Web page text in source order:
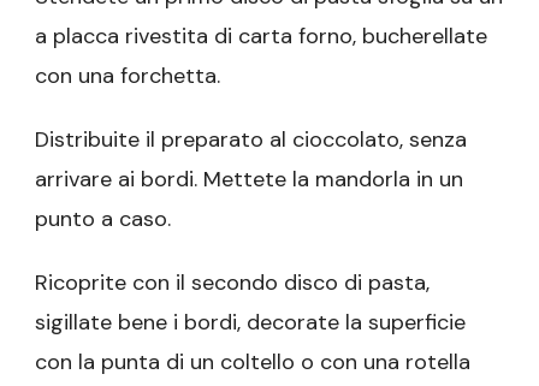
a placca rivestita di carta forno, bucherellate
con una forchetta.
Distribuite il preparato al cioccolato, senza
arrivare ai bordi. Mettete la mandorla in un
punto a caso.
Ricoprite con il secondo disco di pasta,
sigillate bene i bordi, decorate la superficie
con la punta di un coltello o con una rotella